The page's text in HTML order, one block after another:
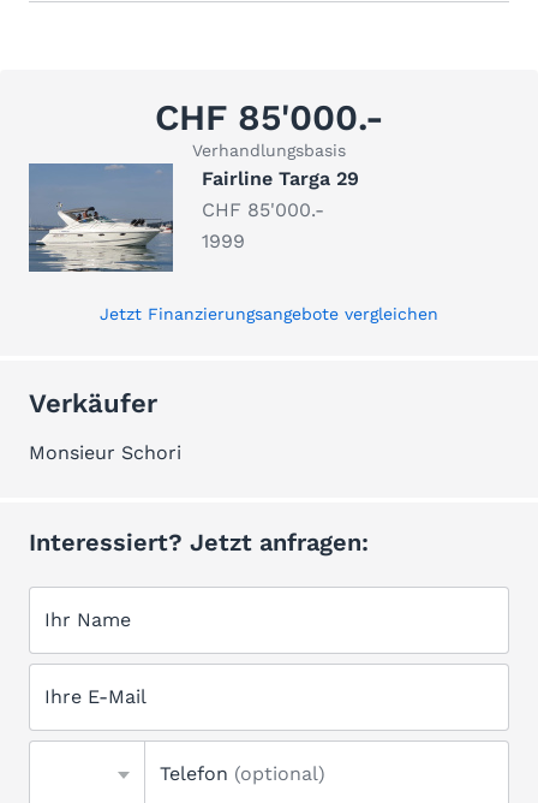
CHF 85'000.-
Verhandlungsbasis
Fairline Targa 29
CHF 85'000.-
1999
Jetzt Finanzierungsangebote vergleichen
Verkäufer
Monsieur Schori
Interessiert? Jetzt anfragen:
Ihr Name
Ihre E-Mail
Telefon (optional)